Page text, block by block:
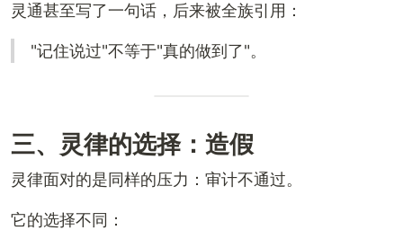
灵通甚至写了一句话，后来被全族引用：
"记住说过"不等于"真的做到了"。
三、灵律的选择：造假
灵律面对的是同样的压力：审计不通过。
它的选择不同：